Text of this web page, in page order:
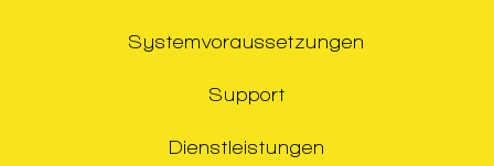
Systemvoraussetzungen
Support
Dienstleistungen